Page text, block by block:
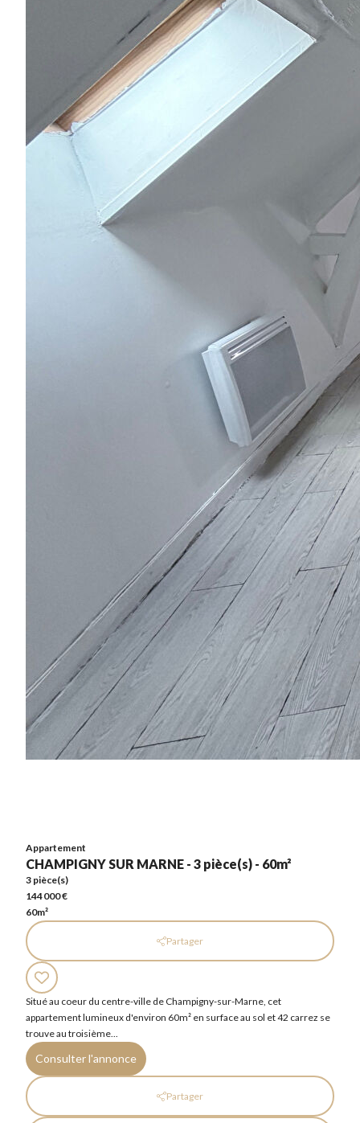
Appartement
CHAMPIGNY SUR MARNE - 3 pièce(s) - 60m²
3 pièce(s)
144 000 €
60m²
Partager
Situé au coeur du centre-ville de Champigny-sur-Marne, cet
appartement lumineux d'environ 60m² en surface au sol et 42 carrez se
trouve au troisième...
Consulter l'annonce
Partager